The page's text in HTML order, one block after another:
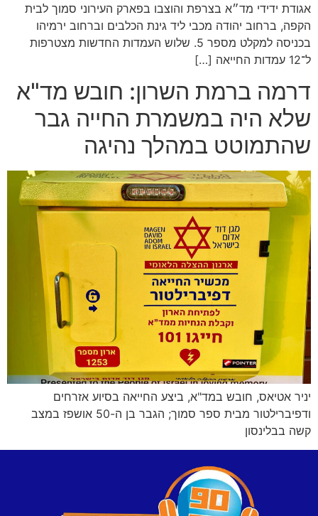
אגודת ידידי מד״א בצרפת והוצבו בפארק העירוני סמוך לבית
הקפה, ברחוב יהודה מכבי ליד גינת הכלבים וברחוב ירמיהו
בכניסה למקלט מספר 5. שלוש העמדות החדשות מצטרפות
ל־12 עמדות החייאה […]
דרמה ברמת השרון: חובש מד"א
שלא היה במשמרת החייה גבר
שהתמוטט במהלך נהיגה
יניר אטיאס, חובש במד"א, ביצע החייאה בסיוע אזרחים
ודפיברילטור מבית ספר סמוך; הגבר בן ה-50 אושפז במצב
קשה בבלינסון